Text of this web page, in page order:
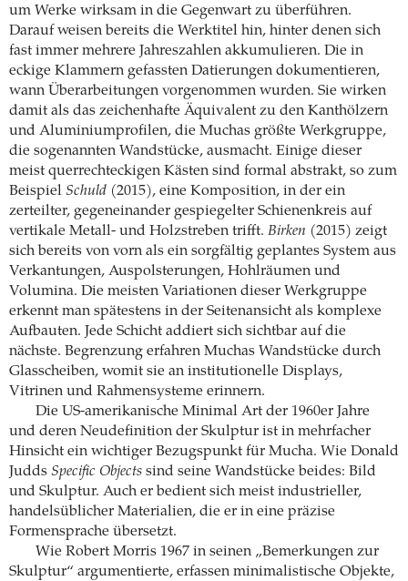
um Werke wirksam in die Gegenwart zu überführen.
Darauf weisen bereits die Werktitel hin, hinter denen sich
fast immer mehrere Jahreszahlen akkumulieren. Die in
eckige Klammern gefassten Datierungen dokumentieren,
wann Überarbeitungen vorgenommen wurden. Sie wirken
damit als das zeichenhafte Äquivalent zu den Kanthölzern
und Aluminiumprofilen, die Muchas größte Werkgruppe,
die sogenannten Wandstücke, ausmacht. Einige dieser
meist querrechteckigen Kästen sind formal abstrakt, so zum
Beispiel Schuld (2015), eine Komposition, in der ein
zerteilter, gegeneinander gespiegelter Schienenkreis auf
vertikale Metall- und Holzstreben trifft. Birken (2015) zeigt
sich bereits von vorn als ein sorgfältig geplantes System aus
Verkantungen, Auspolsterungen, Hohlräumen und
Volumina. Die meisten Variationen dieser Werkgruppe
erkennt man spätestens in der Seitenansicht als komplexe
Aufbauten. Jede Schicht addiert sich sichtbar auf die
nächste. Begrenzung erfahren Muchas Wandstücke durch
Glasscheiben, womit sie an institutionelle Displays,
Vitrinen und Rahmensysteme erinnern.
Die US-amerikanische Minimal Art der 1960er Jahre
und deren Neudefinition der Skulptur ist in mehrfacher
Hinsicht ein wichtiger Bezugspunkt für Mucha. Wie Donald
Judds Specific Objects sind seine Wandstücke beides: Bild
und Skulptur. Auch er bedient sich meist industrieller,
handelsüblicher Materialien, die er in eine präzise
Formensprache übersetzt.
Wie Robert Morris 1967 in seinen „Bemerkungen zur
Skulptur“ argumentierte, erfassen minimalistische Objekte,